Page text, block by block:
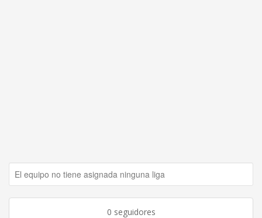
El equipo no tiene asignada ninguna liga
0 seguidores